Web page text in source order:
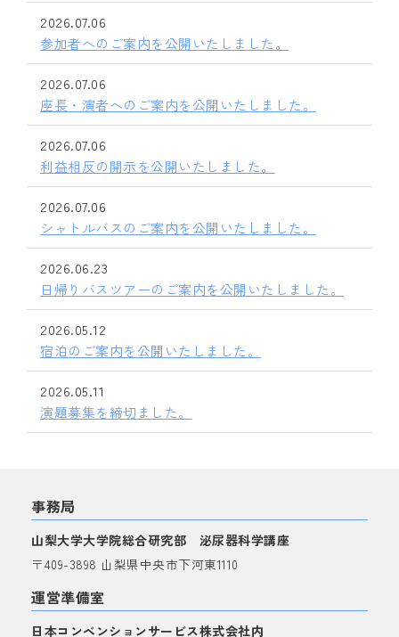
2026.07.06
参加者へのご案内を公開いたしました。
2026.07.06
座長・演者へのご案内を公開いたしました。
2026.07.06
利益相反の開示を公開いたしました。
2026.07.06
シャトルバスのご案内を公開いたしました。
2026.06.23
日帰りバスツアーのご案内を公開いたしました。
2026.05.12
宿泊のご案内を公開いたしました。
2026.05.11
演題募集を締切ました。
事務局
山梨大学大学院総合研究部 泌尿器科学講座
〒409-3898 山梨県中央市下河東1110
運営準備室
日本コンベンションサービス株式会社内